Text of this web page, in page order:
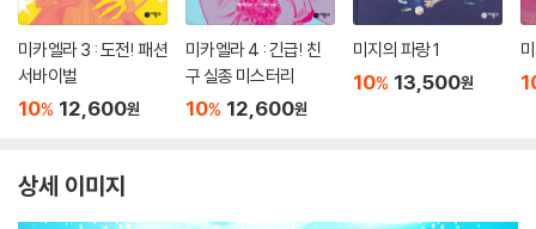
미카엘라 3 : 도전! 패션
서바이벌
10% 12,600원
미카엘라 4 : 긴급! 친
구 실종 미스터리
10% 12,600원
미지의 파랑 1
10% 13,500원
상세 이미지